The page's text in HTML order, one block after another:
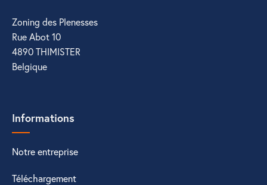
Zoning des Plenesses
Rue Abot 10
4890 THIMISTER
Belgique
Informations
Notre entreprise
Téléchargement